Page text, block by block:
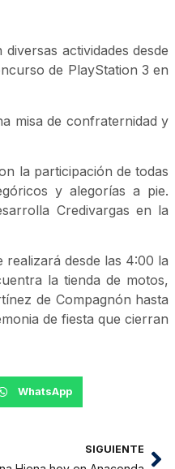
actividades desde
de PlayStation 3 en
misa de confraternidad y
la participación de todas
y alegorías a pie.
Credivargas en la
desde las 4:00 la
la tienda de motos,
de Compagnón hasta
de fiesta que cierran
WhatsApp
SIGUIENTE